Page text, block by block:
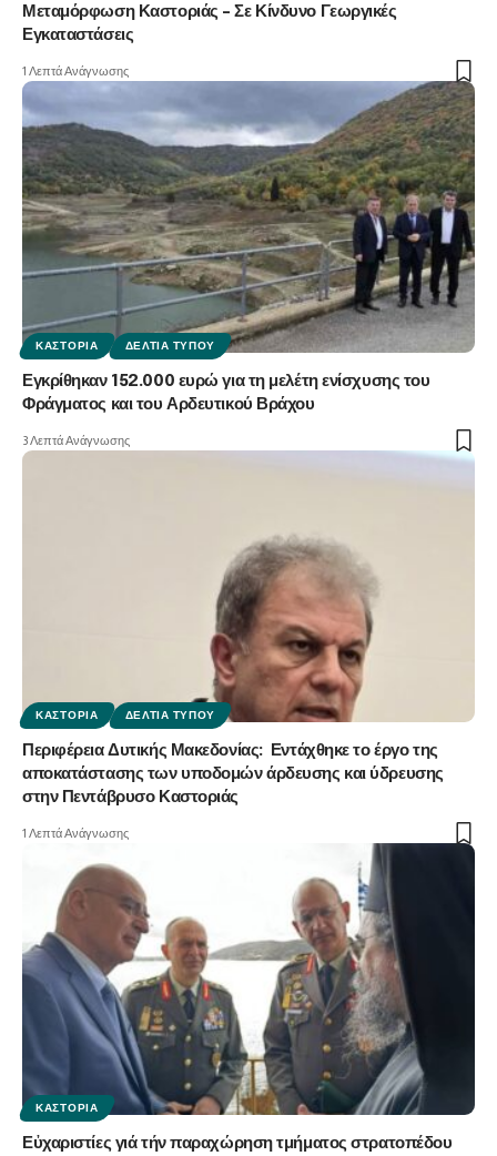
Μεταμόρφωση Καστοριάς – Σε Κίνδυνο Γεωργικές
Εγκαταστάσεις
1 Λεπτά Ανάγνωσης
ΚΑΣΤΟΡΙΆ ΔΕΛΤΊΑ ΤΎΠΟΥ
Εγκρίθηκαν 152.000 ευρώ για τη μελέτη ενίσχυσης του
Φράγματος και του Αρδευτικού Βράχου
3 Λεπτά Ανάγνωσης
ΚΑΣΤΟΡΙΆ ΔΕΛΤΊΑ ΤΎΠΟΥ
Περιφέρεια Δυτικής Μακεδονίας: Εντάχθηκε το έργο της
αποκατάστασης των υποδομών άρδευσης και ύδρευσης
στην Πεντάβρυσο Καστοριάς
1 Λεπτά Ανάγνωσης
ΚΑΣΤΟΡΙΆ
Εὐχαριστίες γιά τήν παραχώρηση τμήματος στρατοπέδου